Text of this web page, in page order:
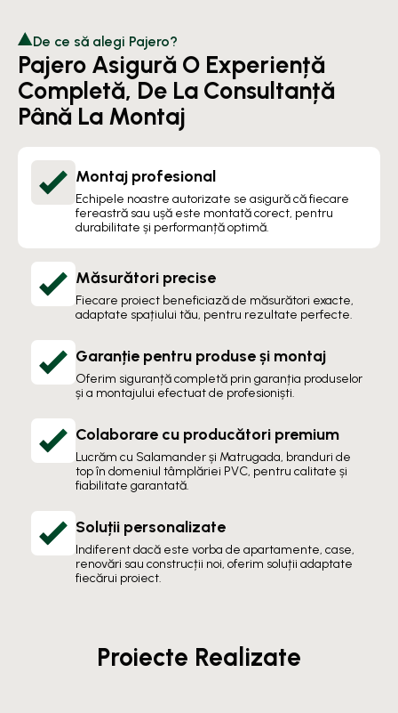
De ce să alegi Pajero?
Pajero Asigură O Experiență
Completă, De La Consultanță
Până La Montaj
Montaj profesional
Echipele noastre autorizate se asigură că fiecare
fereastră sau ușă este montată corect, pentru
durabilitate și performanță optimă.
Măsurători precise
Fiecare proiect beneficiază de măsurători exacte,
adaptate spațiului tău, pentru rezultate perfecte.
Garanție pentru produse și montaj
Oferim siguranță completă prin garanția produselor
și a montajului efectuat de profesioniști.
Colaborare cu producători premium
Lucrăm cu Salamander și Matrugada, branduri de
top în domeniul tâmplăriei PVC, pentru calitate și
fiabilitate garantată.
Soluții personalizate
Indiferent dacă este vorba de apartamente, case,
renovări sau construcții noi, oferim soluții adaptate
fiecărui proiect.
Proiecte Realizate